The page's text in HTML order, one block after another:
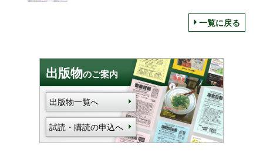
一覧に戻る
出版物のご案内
出版物一覧へ
試読・購読の申込へ